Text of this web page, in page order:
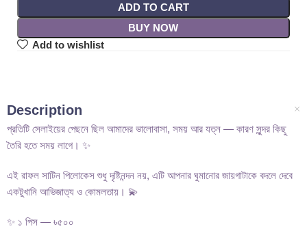
ADD TO CART
BUY NOW
Add to wishlist
Description
প্রতিটি সেলাইয়ের পেছনে ছিল আমাদের ভালোবাসা, সময় আর যত্ন — কারণ সুন্দর কিছু
তৈরি হতে সময় লাগে। ✨
এই রাফল সাটিন পিলোকেস শুধু দৃষ্টিনন্দন নয়, এটি আপনার ঘুমানোর জায়গাটাকে বদলে দেবে
একটুখানি আভিজাত্য ও কোমলতায়। 💫
✨ ১ পিস — ৳৫০০